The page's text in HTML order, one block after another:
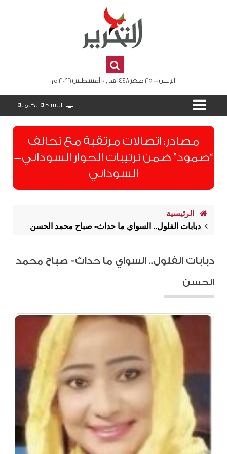
الإثنين - 25 صفر 1448 هـ , 10 أغسطس 2026 م
النسخة الكاملة
مصادر: اتصالات مرتقبة مع تحالف
“صمود” ضمن ترتيبات الحوار السوداني-
السوداني
الرئيسية
دبابات الفلول.. السواي ما حداث- صباح محمد الحسن
دبابات الفلول.. السواي ما حداث- صباح محمد
الحسن